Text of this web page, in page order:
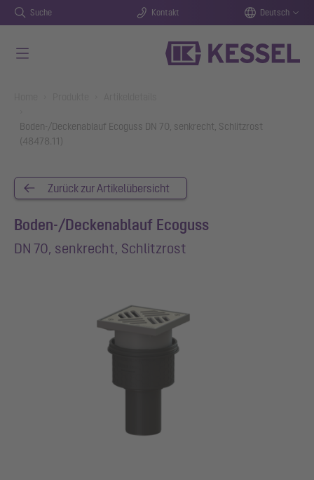
Suche Kontakt Deutsch
Boden-/Deckenablauf Ecoguss DN 70, senkrecht, Schlitzrost
(48478.11)
Zurück zur Artikelübersicht
Boden-/Deckenablauf Ecoguss
DN 70, senkrecht, Schlitzrost